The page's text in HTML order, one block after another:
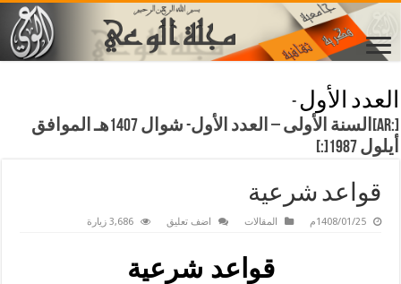
العدد الأول -
[:ar]السنة الأولى – العدد الأول- شوال 1407هـ الموافق
أيلول 1987[:]
قواعد شرعية
1408/01/25م المقالات اضف تعليق 3,686 زيارة
قواعد شرعية